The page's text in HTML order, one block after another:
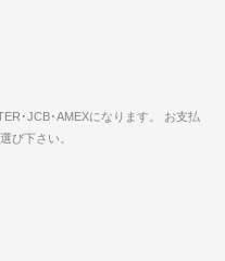
･JCB･AMEXになります。 お支払
び下さい。